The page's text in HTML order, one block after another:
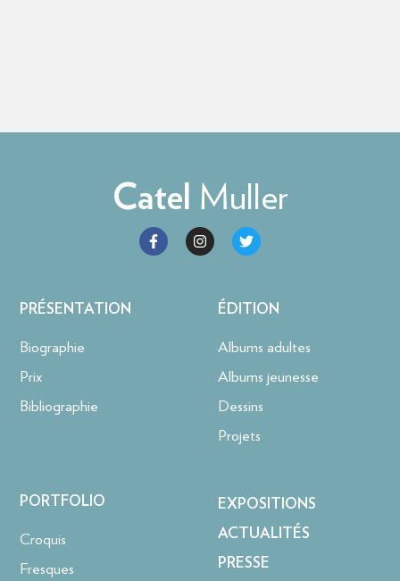
Catel Muller
PRÉSENTATION
Biographie
Prix
Bibliographie
ÉDITION
Albums adultes
Albums jeunesse
Dessins
Projets
PORTFOLIO
Croquis
Fresques
EXPOSITIONS
ACTUALITÉS
PRESSE